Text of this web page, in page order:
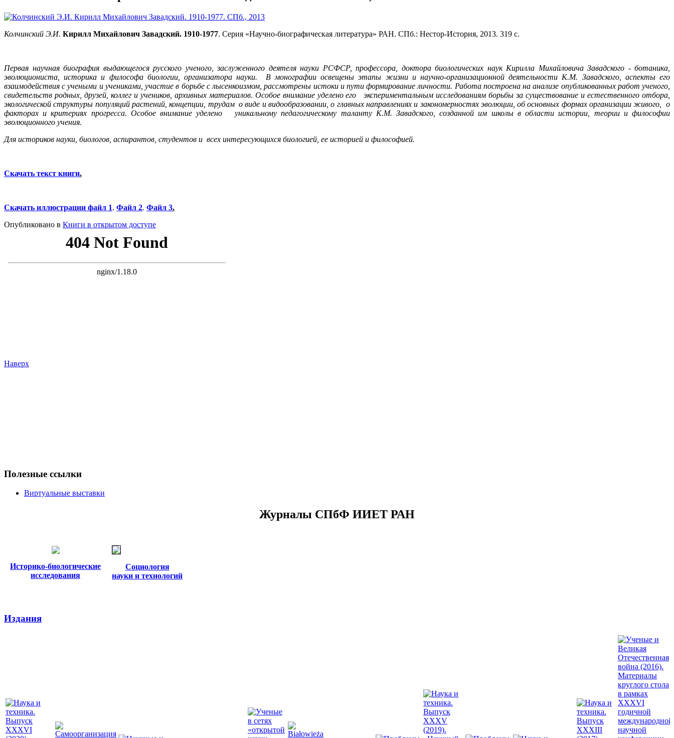
Колчинский Э.И. Кирилл Михайлович Завадский. 1910-1977. Серия «Научно-биографическая литература» РАН. СПб.: Нестор-История, 2013. 319 с.
Первая научная биография выдающегося русского ученого, заслуженного деятеля науки РСФСР, профессора, доктора биологических наук Кирилла Михайловича Завадского - ботаника,
эволюциониста, историка и философа биологии, организатора науки. В монографии освещены этапы жизни и научно-организационной деятельности К.М. Завадского, аспекты его
взаимодействия с учеными и учениками, участие в борьбе с лысенкоизмом, рассмотрены истоки и пути формирование личности. Работа построена на анализе опубликованных работ ученого,
свидетельств родных, друзей, коллег и учеников, архивных материалов. Особое внимание уделено его экспериментальным исследованиям борьбы за существование и естественного отбора,
экологической структуры популяций растений, концепции, трудам о виде и видообразовании, о главных направлениях и закономерностях эволюции, об основных формах организации живого, о
факторах и критериях прогресса. Особое внимание уделено уникальному педагогическому таланту К.М. Завадского, созданной им школы в области истории, теории и философии
эволюционного учения.
Для историков науки, биологов, аспирантов, студентов и всех интересующихся биологией, ее историей и философией.
Скачать текст книги.
Скачать иллюстрации файл 1. Файл 2. Файл 3.
Опубликовано в Книги в открытом доступе
Наверх
Полезные ссылки
Виртуальные выставки
Журналы СПбФ ИИЕТ РАН
Историко-биологические
исследования
Социология
науки и технологий
Издания